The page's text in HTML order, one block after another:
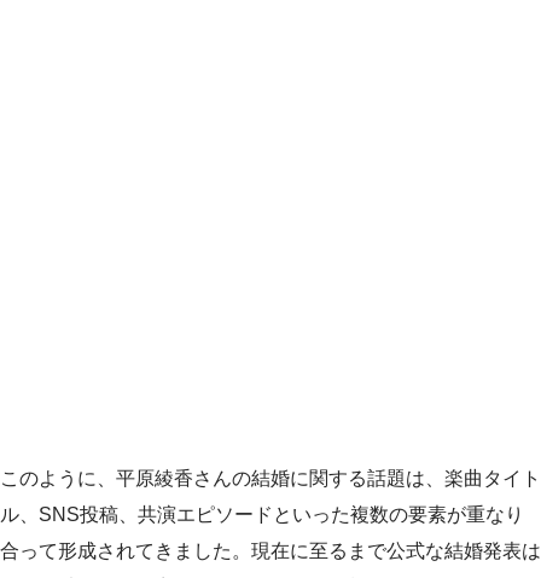
このように、平原綾香さんの結婚に関する話題は、楽曲タイト
ル、SNS投稿、共演エピソードといった複数の要素が重なり
合って形成されてきました。現在に至るまで公式な結婚発表は